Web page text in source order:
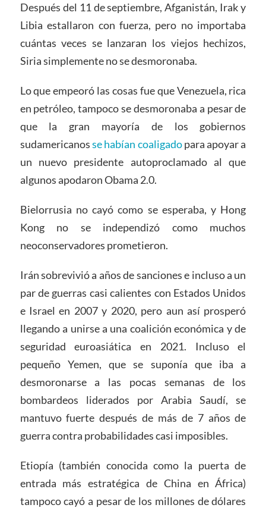
Después del 11 de septiembre, Afganistán, Irak y
Libia estallaron con fuerza, pero no importaba
cuántas veces se lanzaran los viejos hechizos,
Siria simplemente no se desmoronaba.
Lo que empeoró las cosas fue que Venezuela, rica
en petróleo, tampoco se desmoronaba a pesar de
que la gran mayoría de los gobiernos
sudamericanosse habían coaligadopara apoyar a
un nuevo presidente autoproclamado al que
algunos apodaron Obama 2.0.
Bielorrusia no cayó como se esperaba, y Hong
Kong no se independizó como muchos
neoconservadores prometieron.
Irán sobrevivió a años de sanciones e incluso a un
par de guerras casi calientes con Estados Unidos
e Israel en 2007 y 2020, pero aun así prosperó
llegando a unirse a una coalición económica y de
seguridad euroasiática en 2021. Incluso el
pequeño Yemen, que se suponía que iba a
desmoronarse a las pocas semanas de los
bombardeos liderados por Arabia Saudí, se
mantuvo fuerte después de más de 7 años de
guerra contra probabilidades casi imposibles.
Etiopía (también conocida como la puerta de
entrada más estratégica de China en África)
tampoco cayó a pesar de los millones de dólares